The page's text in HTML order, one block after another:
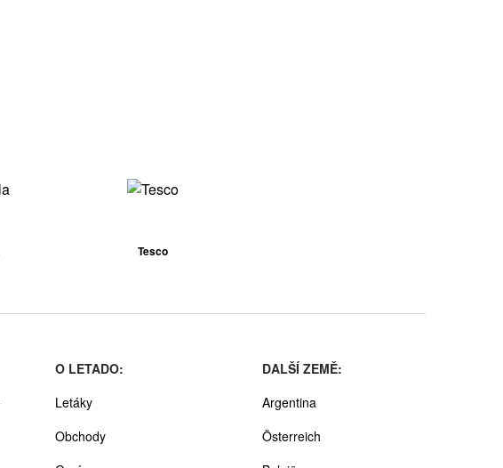
Tesco
O LETADO:
Letáky
Obchody
DALŠÍ ZEMĚ:
Argentina
Österreich